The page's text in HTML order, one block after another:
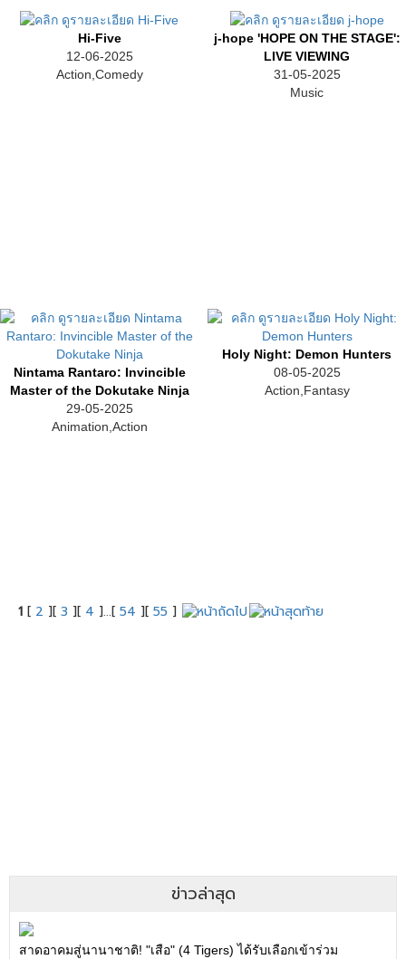
Hi-Five
12-06-2025
Action,Comedy
j-hope 'HOPE ON THE STAGE':
LIVE VIEWING
31-05-2025
Music
Nintama Rantaro: Invincible
Master of the Dokutake Ninja
29-05-2025
Animation,Action
Holy Night: Demon Hunters
08-05-2025
Action,Fantasy
1 [ 2 ][ 3 ][ 4 ]...[ 54 ][ 55 ]
ข่าวล่าสุด
สาดอาคมสู่นานาชาติ! "เสือ" (4 Tigers) ได้รับเลือกเข้าร่วม